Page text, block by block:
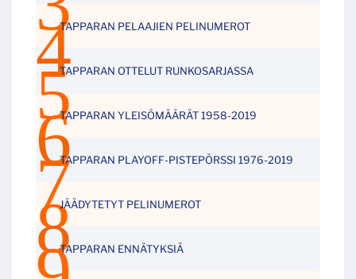
TAPPARAN PELAAJIEN PELINUMEROT
TAPPARAN OTTELUT RUNKOSARJASSA
TAPPARAN YLEISÖMÄÄRÄT 1958-2019
TAPPARAN PLAYOFF-PISTEPÖRSSI 1976-2019
JÄÄDYTETYT PELINUMEROT
TAPPARAN ENNÄTYKSIÄ